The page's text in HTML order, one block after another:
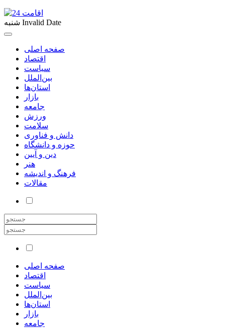
شنبه Invalid Date
صفحه اصلی
اقتصاد
سیاست
بین‌الملل
استان‌ها
بازار
جامعه
ورزش
سلامت
دانش و فناوری
حوزه و دانشگاه
دین و آیین
هنر
فرهنگ و اندیشه
مقالات
صفحه اصلی
اقتصاد
سیاست
بین‌الملل
استان‌ها
بازار
جامعه